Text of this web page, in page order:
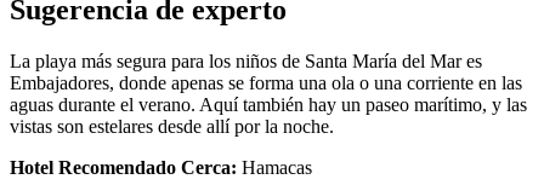
Sugerencia de experto
La playa más segura para los niños de Santa María del Mar es
Embajadores, donde apenas se forma una ola o una corriente en las
aguas durante el verano. Aquí también hay un paseo marítimo, y las
vistas son estelares desde allí por la noche.
Hotel Recomendado Cerca: Hamacas